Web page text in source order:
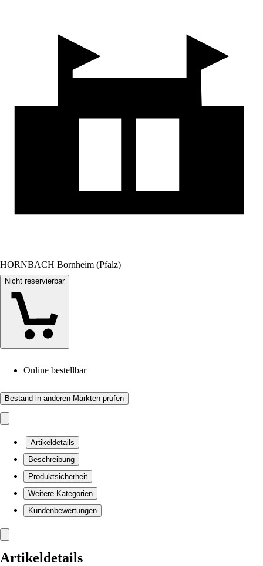
HORNBACH Bornheim (Pfalz)
Nicht reservierbar
Online bestellbar
Bestand in anderen Märkten prüfen
Artikeldetails
Beschreibung
Produktsicherheit
Weitere Kategorien
Kundenbewertungen
Artikeldetails